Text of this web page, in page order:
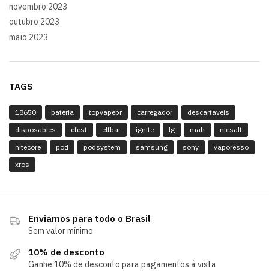
novembro 2023
outubro 2023
maio 2023
TAGS
18650 bateria topvapebr carregador
descartaveis
disposables
efest elfbar ignite lg mah
nicsalt
nitecore
pod podsystem samsung sony
vaporesso
xros
Enviamos para todo o Brasil
Sem valor mínimo
10% de desconto
Ganhe 10% de desconto para pagamentos á vista